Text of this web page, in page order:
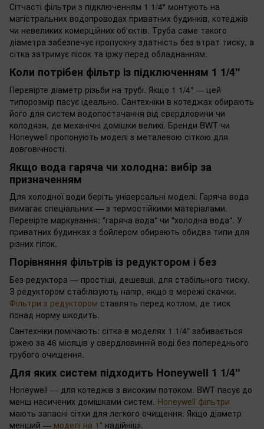
Сітчасті фільтри з підключенням 1 1/4" монтують на
магістральних водопроводах приватних будинків, котеджів
чи невеликих комерційних об'єктів. Труба саме такого
діаметра забезпечує пропускну здатність без втрат тиску, а
сітка затримує пісок та іржу перед обладнанням.
Коли потрібен фільтр із підключенням 1 1/4"
Перевірте діаметр різьби на трубі. Якщо 1 1/4" — цей
типорозмір пасує ідеально. Сантехніки в котеджах обирають
його для систем водопостачання від свердловини чи
колодязя, де механічні домішки великі. Бренди BWT чи
Honeywell пропонують моделі з металевою сіткою для
довговічності.
Якщо вода гаряча чи холодна: вибір за
призначенням
Для холодної води беріть універсальні моделі. Гаряча вода
вимагає спеціальних — з термостійкими матеріалами.
Перевірте маркування: "гаряча вода" чи "холодна вода". У
приватних будинках з бойлером обирають обидва типи для
різних гілок.
Порівняння фільтрів із редуктором і без
Без редуктора — простіші, дешевші, для стабільного тиску.
З редуктором стабілізують напір, якщо в мережі скачки.
Фільтри з редуктором ставлять перед котлом, де тиск
понад норму шкодить.
Сантехніки помічають: сітка в моделях 1 1/4" забивається
іржею за 46 місяців у свердловинній воді без попереднього
грубого очищення.
Для яких систем підходить Honeywell 1 1/4"
Honeywell — для котеджів з високим потоком. BWT пасує до
менш насичених домішками систем. Honeywell фільтри
мають запасні сітки для легкого очищення. Якщо діаметр
менший — моделі на 1" надійніші.